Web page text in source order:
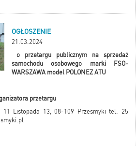
OGŁOSZENIE
21.03.2024
o przetargu publicznym na sprzedaż
samochodu osobowego marki FSO-
WARSZAWA model POLONEZ ATU
przetargu
11 Listopada 13, 08-109 Przesmyki tel. 25